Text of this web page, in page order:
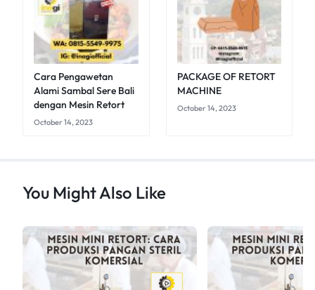
Cara Pengawetan
Alami Sambal Sere Bali
dengan Mesin Retort
October 14, 2023
PACKAGE OF RETORT
MACHINE
October 14, 2023
You Might Also Like